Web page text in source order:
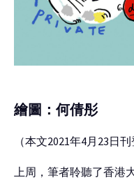
繪圖：何倩彤
（本文2021年4月23日
上周，筆者聆聽了香港